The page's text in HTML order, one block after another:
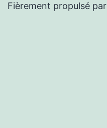
Fièrement propulsé par